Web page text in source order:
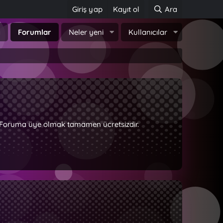
Giriş yap Kayıt ol Ara
Forumlar Neler yeni Kullanıcılar
üye olmak tamamen ücretsizdir.